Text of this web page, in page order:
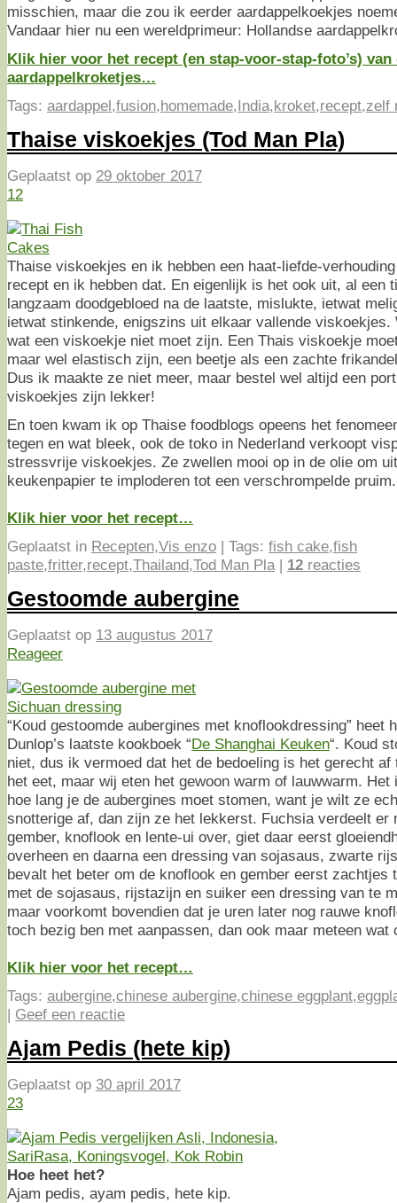
misschien, maar die zou ik eerder aardappelkoekjes
Vandaar hier nu een wereldprimeur: Hollandse
Klik hier voor het recept (en stap-voor-stap-foto’s) van
aardappelkroketjes…
Tags: aardappel,fusion,homemade,India,kroket,recept,zelf
Thaise viskoekjes (Tod Man Pla)
Geplaatst op 29 oktober 2017
12
Thaise viskoekjes en ik hebben een haat-liefde-
recept en ik hebben dat. En eigenlijk is het ook uit, al een
langzaam doodgebloed na de laatste, mislukte, ietwat
ietwat stinkende, enigszins uit elkaar vallende viskoekjes.
wat een viskoekje niet moet zijn. Een Thais viskoekje
maar wel elastisch zijn, een beetje als een zachte
Dus ik maakte ze niet meer, maar bestel wel altijd een
viskoekjes zijn lekker!
En toen kwam ik op Thaise foodblogs opeens het
tegen en wat bleek, ook de toko in Nederland verkoopt
stressvrije viskoekjes. Ze zwellen mooi op in de olie om
keukenpapier te imploderen tot een verschrompelde
Klik hier voor het recept…
Geplaatst in Recepten,Vis enzo | Tags: fish cake,fish
paste,fritter,recept,Thailand,Tod Man Pla | 12 reacties
Gestoomde aubergine
Geplaatst op 13 augustus 2017
Reageer
“Koud gestoomde aubergines met knoflookdressing” heet
Dunlop’s laatste kookboek “De Shanghai Keuken“. Koud
niet, dus ik vermoed dat het de bedoeling is het gerecht
het eet, maar wij eten het gewoon warm of lauwwarm. Het
hoe lang je de aubergines moet stomen, want je wilt ze
snotterige af, dan zijn ze het lekkerst. Fuchsia verdeelt er
gember, knoflook en lente-ui over, giet daar eerst
overheen en daarna een dressing van sojasaus, zwarte
bevalt het beter om de knoflook en gember eerst zachtjes
met de sojasaus, rijstazijn en suiker een dressing van te
maar voorkomt bovendien dat je uren later nog rauwe
toch bezig ben met aanpassen, dan ook maar meteen wat
Klik hier voor het recept…
Tags: aubergine,chinese aubergine,chinese eggplant,
| Geef een reactie
Ajam Pedis (hete kip)
Geplaatst op 30 april 2017
23
Hoe heet het?
Ajam pedis, ayam pedis, hete kip.